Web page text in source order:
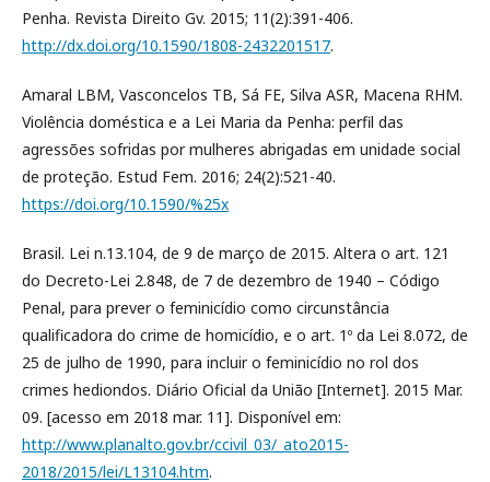
Penha. Revista Direito Gv. 2015; 11(2):391-406.
http://dx.doi.org/10.1590/1808-2432201517.
Amaral LBM, Vasconcelos TB, Sá FE, Silva ASR, Macena RHM.
Violência doméstica e a Lei Maria da Penha: perfil das
agressões sofridas por mulheres abrigadas em unidade social
de proteção. Estud Fem. 2016; 24(2):521-40.
https://doi.org/10.1590/%25x
Brasil. Lei n.13.104, de 9 de março de 2015. Altera o art. 121
do Decreto-Lei 2.848, de 7 de dezembro de 1940 – Código
Penal, para prever o feminicídio como circunstância
qualificadora do crime de homicídio, e o art. 1º da Lei 8.072, de
25 de julho de 1990, para incluir o feminicídio no rol dos
crimes hediondos. Diário Oficial da União [Internet]. 2015 Mar.
09. [acesso em 2018 mar. 11]. Disponível em:
http://www.planalto.gov.br/ccivil_03/_ato2015-
2018/2015/lei/L13104.htm.